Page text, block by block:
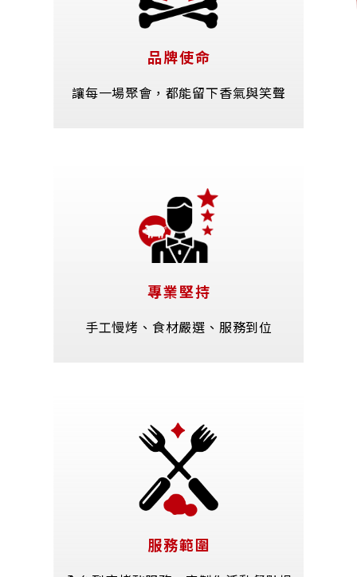
品牌使命
讓每一場聚會，都能留下香氣與笑聲
專業堅持
手工慢烤、食材嚴選、服務到位
服務範圍